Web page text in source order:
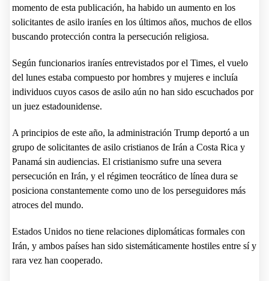
momento de esta publicación, ha habido un aumento en los
solicitantes de asilo iraníes en los últimos años, muchos de ellos
buscando protección contra la persecución religiosa.
Según funcionarios iraníes entrevistados por el Times, el vuelo
del lunes estaba compuesto por hombres y mujeres e incluía
individuos cuyos casos de asilo aún no han sido escuchados por
un juez estadounidense.
A principios de este año, la administración Trump deportó a un
grupo de solicitantes de asilo cristianos de Irán a Costa Rica y
Panamá sin audiencias. El cristianismo sufre una severa
persecución en Irán, y el régimen teocrático de línea dura se
posiciona constantemente como uno de los perseguidores más
atroces del mundo.
Estados Unidos no tiene relaciones diplomáticas formales con
Irán, y ambos países han sido sistemáticamente hostiles entre sí y
rara vez han cooperado.